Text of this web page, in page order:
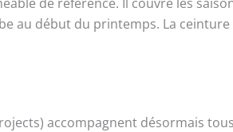
de référence. Il couvre les
au début du printemps. La ceinture
accompagnent désormais